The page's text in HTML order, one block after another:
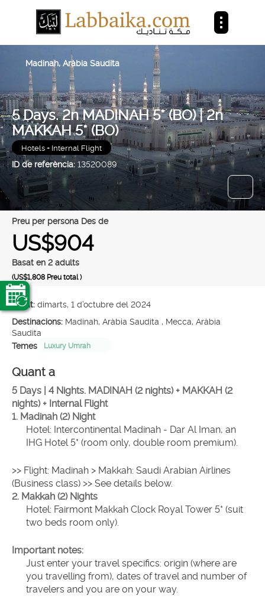
5 Days. 2n MADINAH 5* (BO) | 2n
MAKKAH 5* (BO)
Hotels + Internal Flight
ID de referència: 13520089
Madinah, Aràbia Saudita
preu per persona Des de
US$904
Basat en 2 adults
(US$1,808 Preu total)
Creat: dimarts, 1 d’octubre del 2024
Destinacions: Madinah, Aràbia Saudita , Mecca, Aràbia
Saudita
Temes
Luxury Umrah
Quant a
5 Days | 4 Nights. MADINAH (2 nights) + MAKKAH (2
nights) + Internal Flight
1. Madinah (2) Night
Hotel: Intercontinental Madinah - Dar Al Iman, an
IHG Hotel 5* (room only, double room premium).
>> Flight: Madinah > Makkah: Saudi Arabian Airlines
(Business class) >> See details below.
2. Makkah (2) Nights
Hotel: Fairmont Makkah Clock Royal Tower 5* (suit
two beds room only).
Important notes:
Just enter your travel specifics: origin (where are
you travelling from), dates of travel and number of
travelers and you are on your way.